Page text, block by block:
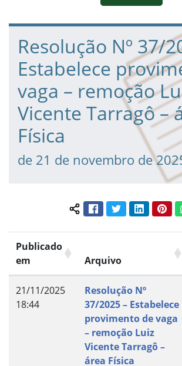
Fim da navegação
Início do conteúdo
Resolução Nº 37/
Estabelece
vaga – remoção
Vicente Tarragô –
Física
de 21 de novembro de
Compartilhar conteúdo:
FacebookTwitterLinkedIn
Publicado
em
Arquivo
21/11/2025
18:44
Resolução Nº
37/2025 – Estabelece
provimento de vaga
– remoção Luiz
Vicente Tarragô –
área Física